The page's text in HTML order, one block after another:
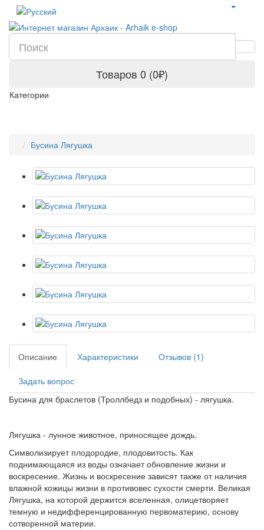
Товаров 0 (0₽)
Категории
Бусина Лягушка
Описание Характеристики Отзывов (1)
Задать вопрос
Бусина для браслетов (Троллбедз и подобных) - лягушка.
Лягушка - лунное животное, приносящее дождь.
Символизирует плодородие, плодовитость. Как
поднимающаяся из воды означает обновление жизни и
воскресение. Жизнь и воскресение зависят также от наличия
влажной кожицы жизни в противовес сухости смерти. Великая
Лягушка, на которой держится вселенная, олицетворяет
темную и недифференцированную первоматерию, основу
сотворенной материи.